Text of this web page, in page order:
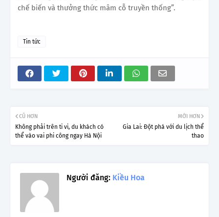
chế biến và thưởng thức mâm cỗ truyền thống”.
Tin tức
MỚI HƠN
Gia Lai: Đột phá với du lịch thể
thao
CŨ HƠN
Không phải trên ti vi, du khách có
thể vào vai phi công ngay Hà Nội
Người đăng: Kiều Hoa